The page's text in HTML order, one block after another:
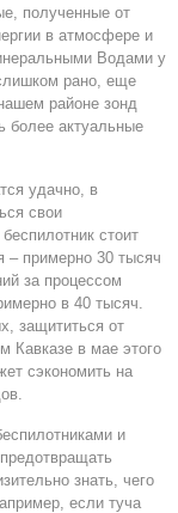
полученные от
в атмосфере и
Водами у
рано, еще
районе зонд
более актуальные
удачно, в
свои
стоит
– примерно 30 тысяч
за процессом
в 40 тысяч.
защититься от
Кавказе в мае этого
сэкономить на
и
знать, чего
если туча